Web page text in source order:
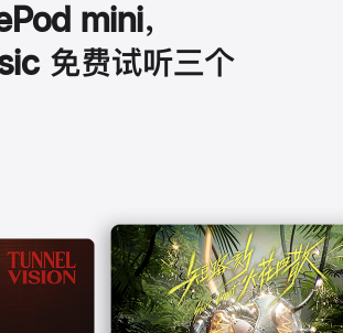
mini，
免费试听三个